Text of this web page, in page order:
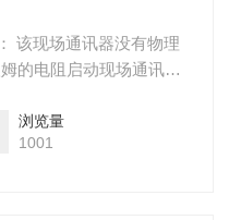
该现场通讯器没有物理
的电阻启动现场通讯
浏览量
1001